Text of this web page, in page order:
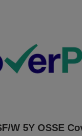
W 5Y OSSE